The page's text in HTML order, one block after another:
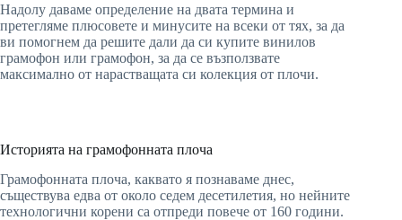
Надолу даваме определение на двата термина и
претегляме плюсовете и минусите на всеки от тях, за да
ви помогнем да решите дали да си купите винилов
грамофон или грамофон, за да се възползвате
максимално от нарастващата си колекция от плочи.
Историята на грамофонната плоча
Грамофонната плоча, каквато я познаваме днес,
съществува едва от около седем десетилетия, но нейните
технологични корени са отпреди повече от 160 години.